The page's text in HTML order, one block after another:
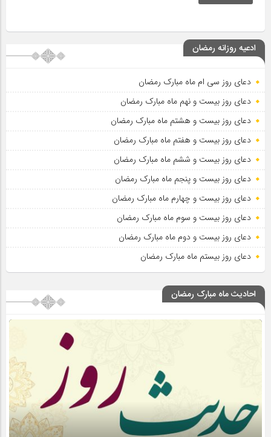
ادعیه روزانه رمضان
دعای روز سی ام ماه مبارک رمضان
دعای روز بیست و نهم ماه مبارک رمضان
دعای روز بیست و هشتم ماه مبارک رمضان
دعای روز بیست و هفتم ماه مبارک رمضان
دعای روز بیست و ششم ماه مبارک رمضان
دعای روز بیست و پنجم ماه مبارک رمضان
دعای روز بیست و چهارم ماه مبارک رمضان
دعای روز بیست و سوم ماه مبارک رمضان
دعای روز بیست و دوم ماه مبارک رمضان
دعای روز بیستم ماه مبارک رمضان
احادیث ماه مبارک رمضان